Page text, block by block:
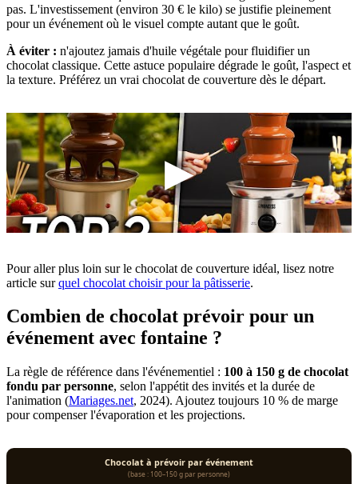
pas. L'investissement (environ 30 € le kilo) se justifie pleinement
pour un événement où le visuel compte autant que le goût.
À éviter : n'ajoutez jamais d'huile végétale pour fluidifier un
chocolat classique. Cette astuce populaire dégrade le goût, l'aspect et
la texture. Préférez un vrai chocolat de couverture dès le départ.
Pour aller plus loin sur le chocolat de couverture idéal, lisez notre
article surquel chocolat choisir pour la pâtisserie.
Combien de chocolat prévoir pour un
événement avec fontaine ?
La règle de référence dans l'événementiel : 100 à 150 g de chocolat
fondu par personne, selon l'appétit des invités et la durée de
l'animation (Mariages.net, 2024). Ajoutez toujours 10 % de marge
pour compenser l'évaporation et les projections.
Chocolat à prévoir par événement
(base : 100–150 g par personne)